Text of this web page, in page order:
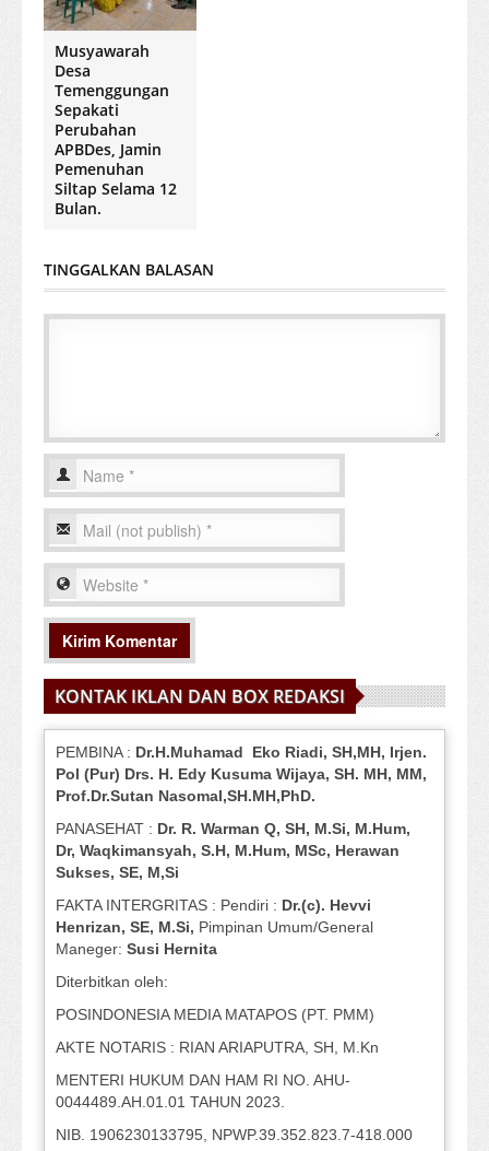
Musyawarah
Desa
Temenggungan
Sepakati
Perubahan
APBDes, Jamin
Pemenuhan
Siltap Selama 12
Bulan.
TINGGALKAN BALASAN
KONTAK IKLAN DAN BOX REDAKSI
PEMBINA : Dr.H.Muhamad Eko Riadi, SH,MH, Irjen.
Pol (Pur) Drs. H. Edy Kusuma Wijaya, SH. MH, MM,
Prof.Dr.Sutan Nasomal,SH.MH,PhD.
PANASEHAT : Dr. R. Warman Q, SH, M.Si, M.Hum,
Dr, Waqkimansyah, S.H, M.Hum, MSc, Herawan
Sukses, SE, M,Si
FAKTA INTERGRITAS : Pendiri : Dr.(c). Hevvi
Henrizan, SE, M.Si, Pimpinan Umum/General
Maneger: Susi Hernita
Diterbitkan oleh:
POSINDONESIA MEDIA MATAPOS (PT. PMM)
AKTE NOTARIS : RIAN ARIAPUTRA, SH, M.Kn
MENTERI HUKUM DAN HAM RI NO. AHU-
0044489.AH.01.01 TAHUN 2023.
NIB. 1906230133795, NPWP.39.352.823.7-418.000